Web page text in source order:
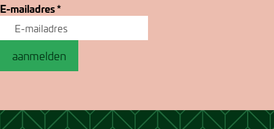
E-mailadres*
aanmelden